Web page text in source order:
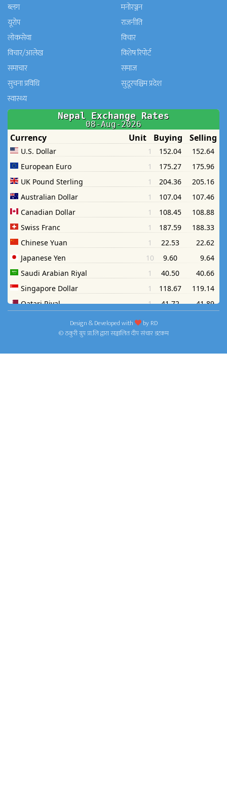
ब्लग
मनाेरञ्जन
यूरोप
राजनीति
लोकसेवा
विचार
विचार/आलेख
विशेष रिपोर्ट
समाचार
समाज
सुचना प्रविधि
सुदूरपश्चिम प्रदेश
स्वास्थ्य
Design & Developed with byRD
© ठकुरी ग्रुप प्रा.लि द्वारा सञ्चालित दीप संचार डटकम